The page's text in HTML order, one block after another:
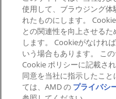
SEC 提出書類
サプラ
公正
使用して、ブラウジング
れたものにします。
との関連性を向上させる
します。 Cookieがなけれ
いう場合もあります。 こ
Cookie ポリシーに記載さ
同意を当社に指示したこ
ては、AMD の プライバシ